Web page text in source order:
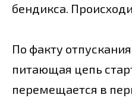
бендикса.
По факту
питающая цепь
перемещается в